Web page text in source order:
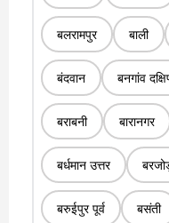
बलरामपुर बाली
बंदवान बनगांव
बराबनी बारानगर
बर्धमान उत्तर
बरुईपुर पूर्व बसंती